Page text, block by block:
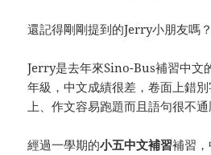
還記得剛剛提到的Jerry小朋友嗎？
Jerry是去年來Sino-Bus補習中文
年級，中文成績很差，卷面上錯
上、作文容易跑題而且語句很不通
經過一學期的小五中文補習補習